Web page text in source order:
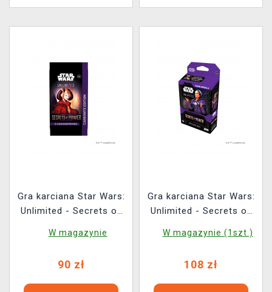
Gra karciana Star Wars:
Unlimited - Secrets of
Booster (16 kart)
W magazynie
90 zł
Gra karciana Star Wars:
Unlimited - Secrets of
(Padmé Amidala)
W magazynie (1szt.)
108 zł